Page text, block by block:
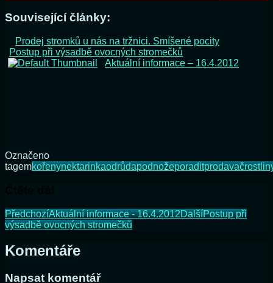
Související články:
Prodej stromků u nás na tržnici. Smíšené pocity
Postup při výsadbě ovocných stromečků
Aktuální informace – 16.4.2012
Označeno
tagemkořenynektarinkaodrůdapodnožeporaditprodavač
PředchozíAktuální informace - 16.4.2012DalšíPostup při
výsadbě ovocných stromečků
Komentáře
Napsat komentář